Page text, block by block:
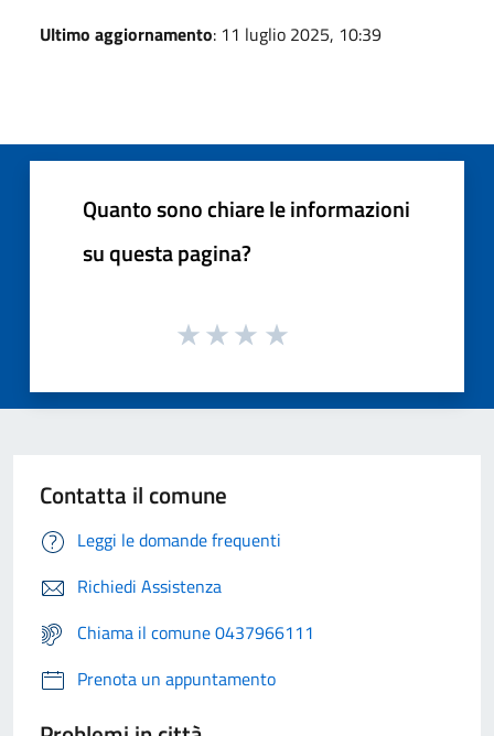
Ultimo aggiornamento: 11 luglio 2025, 10:39
Quanto sono chiare le informazioni
su questa pagina?
Contatta il comune
Leggi le domande frequenti
Richiedi Assistenza
Chiama il comune 0437966111
Prenota un appuntamento